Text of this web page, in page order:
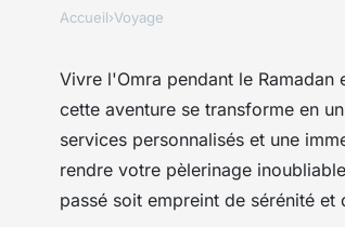
5
avec tawaf
de lecture
Accueil›Voyage
Vivre l'Omra pendant le Ramadan
cette aventure se transforme en
services personnalisés et une
rendre votre pèlerinage
passé soit empreint de sérénité et